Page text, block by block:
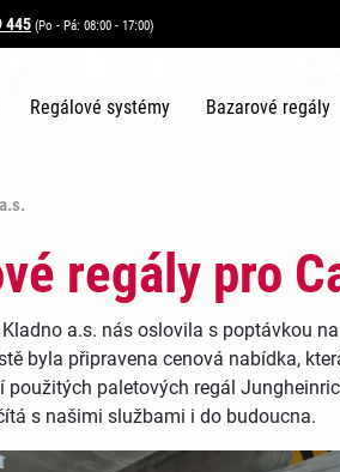
445 (Po - Pá: 08:00 - 17:00)
Regálové systémy Bazarové regály
regály pro
a.s. nás oslovila s poptávkou
byla připravena cenová nabídka,
použitých paletových regál
s našimi službami i do budoucna.